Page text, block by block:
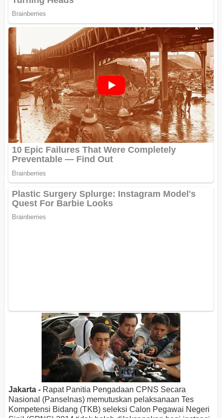
Jakarta - Rapat Panitia Pengadaan CPNS Secara
Nasional (Panselnas) memutuskan pelaksanaan Tes
Kompetensi Bidang (TKB) seleksi Calon Pegawai Negeri